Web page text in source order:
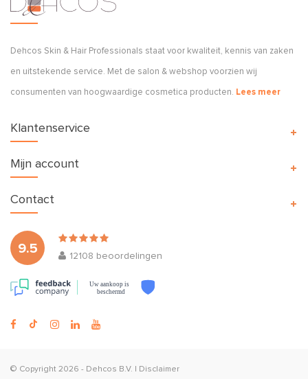
Dehcos Skin & Hair Professionals staat voor kwaliteit, kennis van zaken
en uitstekende service. Met de salon & webshop voorzien wij
consumenten van hoogwaardige cosmetica producten. Lees meer
Klantenservice
Mijn account
9.5
12108 beoordelingen
Uw aankoop is
beschermd
Contact
© Copyright 2026 - Dehcos B.V. Disclaimer